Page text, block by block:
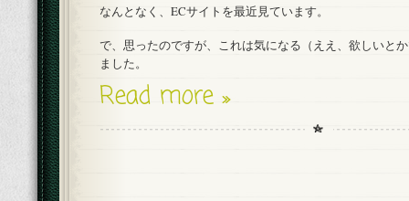
なんとなく、ECサイトを最近見ています。
で、思ったのですが、これは気になる（ええ、欲しいと
ました。
Read more »